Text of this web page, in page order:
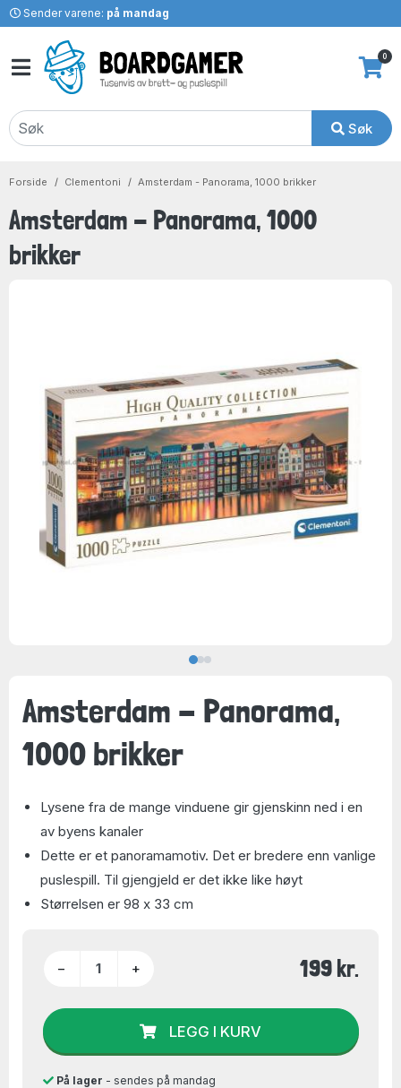
Sender varene: på mandag
Søk
0
Forside Clementoni Amsterdam - Panorama, 1000 brikker
Amsterdam - Panorama, 1000
brikker
Amsterdam - Panorama,
1000 brikker
Lysene fra de mange vinduene gir gjenskinn ned i en
av byens kanaler
Dette er et panoramamotiv. Det er bredere enn vanlige
puslespill. Til gjengjeld er det ikke like høyt
Størrelsen er 98 x 33 cm
− + 199 kr.
LEGG I KURV
På lager - sendes på mandag